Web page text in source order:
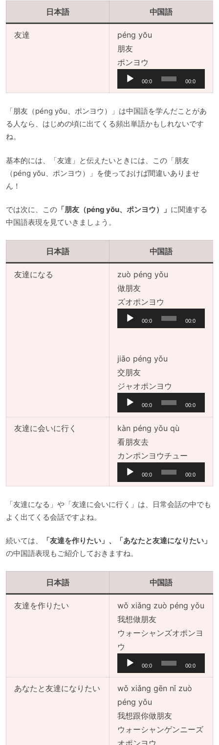
日本語 中国語
友達
péng yŏu
朋友
ポンヨウ
プ
ー
ヤ
00:0
0
00:0
0
「朋友（péng yŏu、ポンヨウ）」は中国語を学んだことがあ
る人なら、はじめの頃に出てくる頻出単語かもしれないです
ね。
基本的には、「友達」と伝えたいときには、この「朋友
（péng yŏu、ポンヨウ）」を使っておけば間違いありませ
ん！
では次に、この「朋友（péng yŏu、ポンヨウ）」 に関連する
中国語表現を見ていきましょう。
日本語 中国語
友達になる
zuò péng yǒu
做朋友
ズオポンヨウ
声
プ
ー
ー
00:0
0
00:0
0
jiāo péng yǒu
交朋友
ジャオポンヨウ
声
プ
レ
ヤ
ー
00:0
0
00:0
0
友達に会いに行く
kàn péng yǒu qù
看朋友去
カンポンヨウチュー音
プ
ー
ー
00:0
0
00:0
0
「友達になる」や「友達に会いに行く」は、日常会話の中でも
よく出てくる会話ですよね。
続いては、
「友達を作りたい」、「あなたと友達になりたい」
の中国語表現もご紹介しておきますね。
日本語 中国語
友達を作りたい
wǒ xiǎng zuò péng yǒu
我想做朋友
ウォーシャンズオポンヨ
ウ
声
プ
レ
ー
ヤ
ー
00:0
0
00:0
0
あなたと友達になりたい
wǒ xiǎng gēn nǐ zuò
péng yǒu
我想跟你做朋友
ウォーシャンゲンニーズ
オポンヨウ